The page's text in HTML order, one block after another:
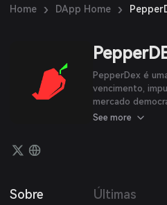
Home › DApp Home ›
PepperDex é
vencimento,
mercado
Network para
See more
Sobre
Últimas